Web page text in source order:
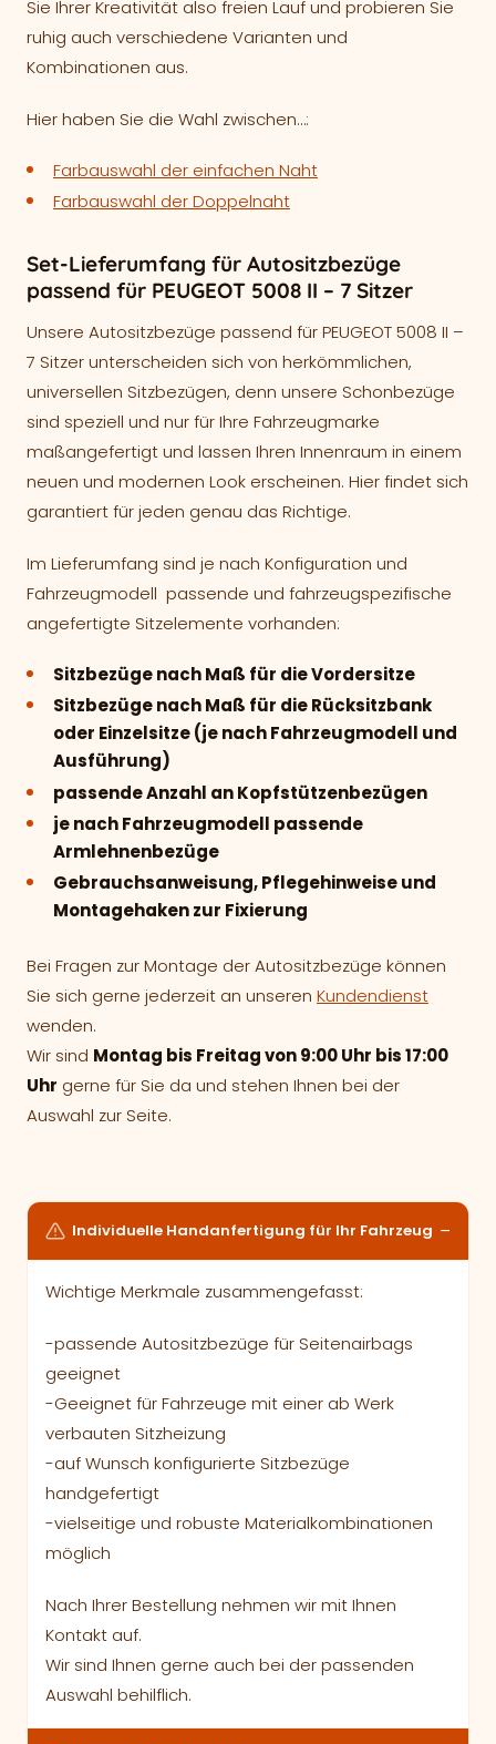
Sie Ihrer Kreativität also freien Lauf und probieren Sie
ruhig auch verschiedene Varianten und
Kombinationen aus.
Hier haben Sie die Wahl zwischen…:
Farbauswahl der einfachen Naht
Farbauswahl der Doppelnaht
Set-Lieferumfang für Autositzbezüge
passend für PEUGEOT 5008 II – 7 Sitzer
Unsere Autositzbezüge passend für PEUGEOT 5008 II –
7 Sitzer unterscheiden sich von herkömmlichen,
universellen Sitzbezügen, denn unsere Schonbezüge
sind speziell und nur für Ihre Fahrzeugmarke
maßangefertigt und lassen Ihren Innenraum in einem
neuen und modernen Look erscheinen. Hier findet sich
garantiert für jeden genau das Richtige.
Im Lieferumfang sind je nach Konfiguration und
Fahrzeugmodell passende und fahrzeugspezifische
angefertigte Sitzelemente vorhanden:
Sitzbezüge nach Maß für die Vordersitze
Sitzbezüge nach Maß für die Rücksitzbank
oder Einzelsitze (je nach Fahrzeugmodell und
Ausführung)
passende Anzahl an Kopfstützenbezügen
je nach Fahrzeugmodell passende
Armlehnenbezüge
Gebrauchsanweisung, Pflegehinweise und
Montagehaken zur Fixierung
Bei Fragen zur Montage der Autositzbezüge können
Sie sich gerne jederzeit an unseren Kundendienst
wenden.
Wir sind Montag bis Freitag von 9:00 Uhr bis 17:00
Uhr gerne für Sie da und stehen Ihnen bei der
Auswahl zur Seite.
Individuelle Handanfertigung für Ihr Fahrzeug
Wichtige Merkmale zusammengefasst:
-passende Autositzbezüge für Seitenairbags
geeignet
-Geeignet für Fahrzeuge mit einer ab Werk
verbauten Sitzheizung
-auf Wunsch konfigurierte Sitzbezüge
handgefertigt
-vielseitige und robuste Materialkombinationen
möglich
Nach Ihrer Bestellung nehmen wir mit Ihnen
Kontakt auf.
Wir sind Ihnen gerne auch bei der passenden
Auswahl behilflich.